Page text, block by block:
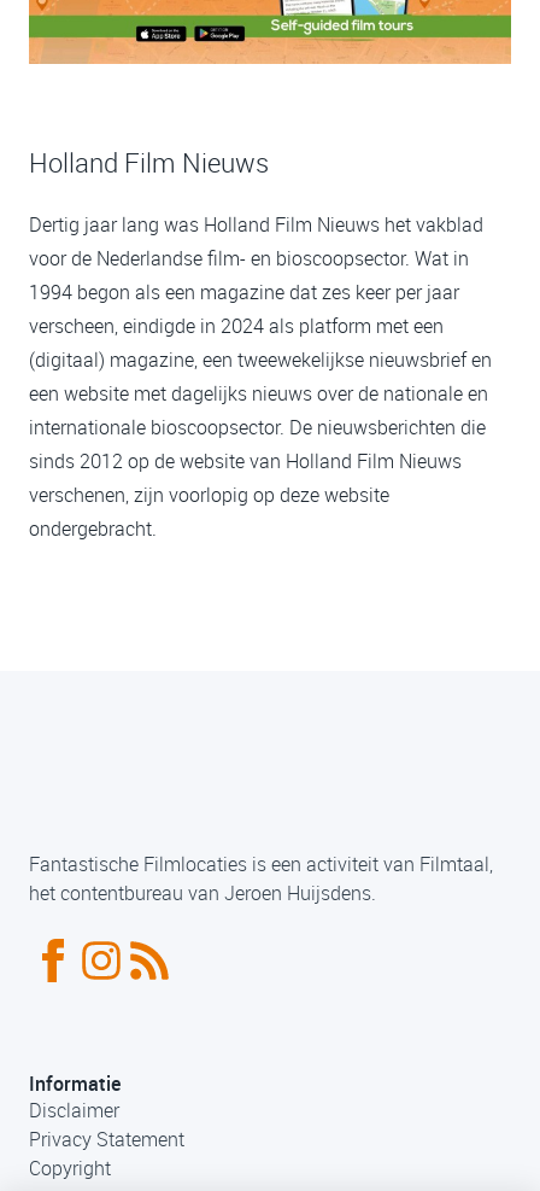
Holland Film Nieuws
Dertig jaar lang was Holland Film Nieuws het vakblad
voor de Nederlandse film- en bioscoopsector. Wat in
1994 begon als een magazine dat zes keer per jaar
verscheen, eindigde in 2024 als platform met een
(digitaal) magazine, een tweewekelijkse nieuwsbrief en
een website met dagelijks nieuws over de nationale en
internationale bioscoopsector. De nieuwsberichten die
sinds 2012 op de website van Holland Film Nieuws
verschenen, zijn voorlopig op deze website
ondergebracht.
Fantastische Filmlocaties is een activiteit van Filmtaal,
het contentbureau van Jeroen Huijsdens.
Informatie
Disclaimer
Privacy Statement
Copyright